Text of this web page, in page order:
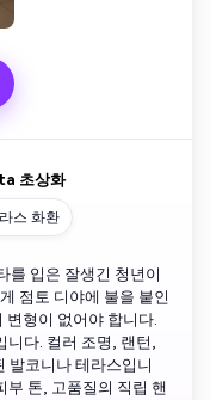
초상화
스 화환
를 입은 잘생긴 청년이
점토 디야에 불을 붙인
변형이 없어야 합니다.
니다. 컬러 조명, 랜턴,
발코니나 테라스입니
부 톤, 고품질의 직립 핸